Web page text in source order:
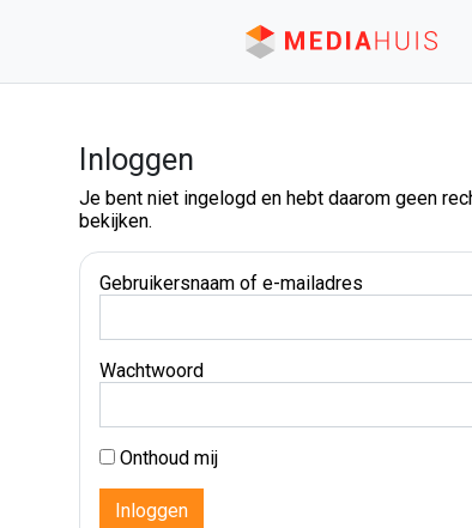
Inloggen
Je bent niet ingelogd en hebt daarom geen
bekijken.
Gebruikersnaam of e-mailadres
Wachtwoord
Onthoud mij